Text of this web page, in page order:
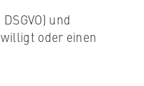
und
oder einen